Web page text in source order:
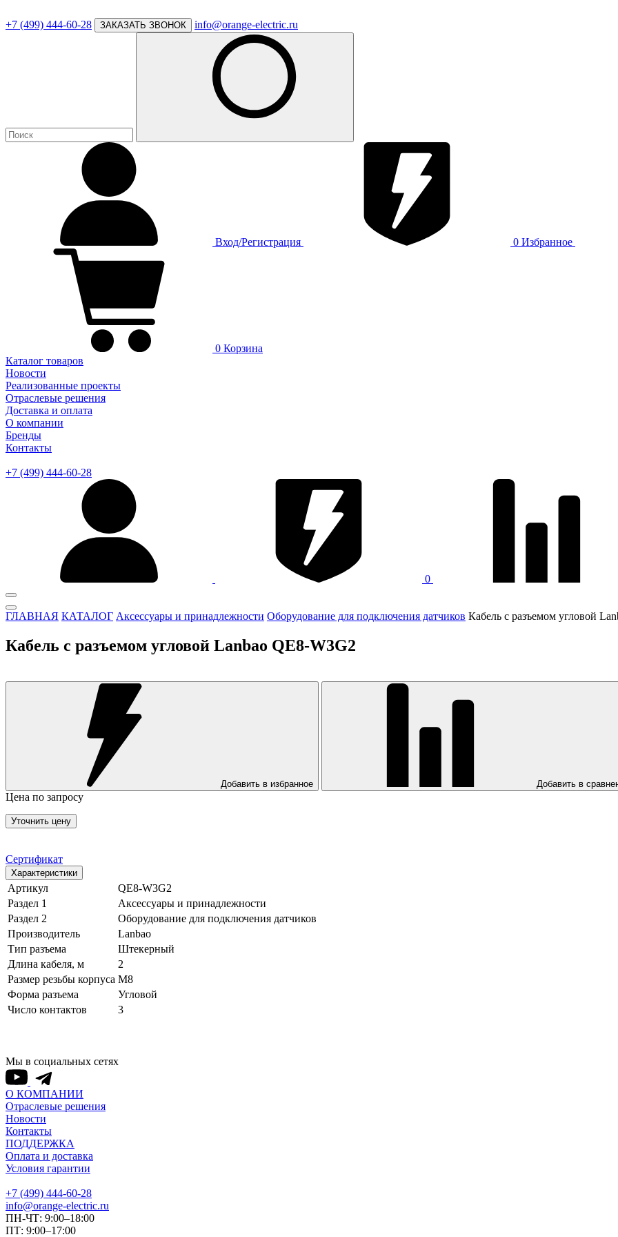
+7 (499) 444-60-28 ЗАКАЗАТЬ ЗВОНОК info@orange-electric.ru
Вход/Регистрация 0 Избранное
0 Корзина
Каталог товаров
Новости
Реализованные проекты
Отраслевые решения
Доставка и оплата
О компании
Бренды
Контакты
+7 (499) 444-60-28
0
ГЛАВНАЯ КАТАЛОГ Аксессуары и принадлежности Оборудование для подключения датчиков Кабель с разъемом угловой
Кабель с разъемом угловой Lanbao QE8-W3G2
Добавить в избранное Добавить в
Цена по запросу
Уточнить цену
Сертификат
Характеристики
Артикул
QE8-W3G2
Раздел 1
Аксессуары и принадлежности
Раздел 2
Оборудование для подключения датчиков
Производитель
Lanbao
Тип разъема
Штекерный
Длина кабеля, м
2
Размер резьбы корпуса M8
Форма разъема
Угловой
Число контактов
3
Мы в социальных сетях
О КОМПАНИИ
Отраслевые решения
Новости
Контакты
ПОДДЕРЖКА
Оплата и доставка
Условия гарантии
+7 (499) 444-60-28
info@orange-electric.ru
ПН-ЧТ: 9:00–18:00
ПТ: 9:00–17:00